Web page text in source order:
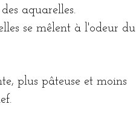
aquarelles.
se mêlent à l'odeur du
plus pâteuse et moins